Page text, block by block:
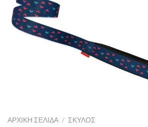
ΑΡΧΙΚΉ ΣΕΛΊΔΑ / ΣΚΥΛΟΣ